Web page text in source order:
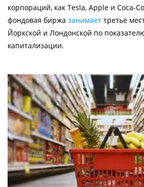
корпораций, как Tesla, Apple и Coca-
фондовая биржа занимает третье
Йоркской и Лондонской по
капитализации.